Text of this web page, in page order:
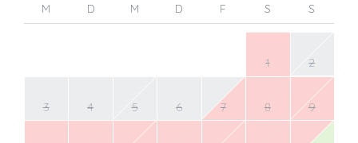
M D M D F S S
1 2
3 4 5 6 7 8 9